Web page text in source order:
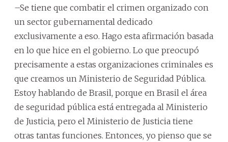
–Se tiene que combatir el crimen organizado con
un sector gubernamental dedicado
exclusivamente a eso. Hago esta afirmación basada
en lo que hice en el gobierno. Lo que preocupó
precisamente a estas organizaciones criminales es
que creamos un Ministerio de Seguridad Pública.
Estoy hablando de Brasil, porque en Brasil el área
de seguridad pública está entregada al Ministerio
de Justicia, pero el Ministerio de Justicia tiene
otras tantas funciones. Entonces, yo pienso que se